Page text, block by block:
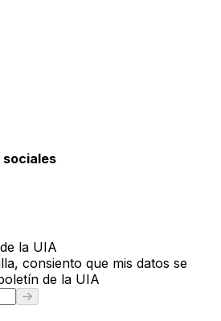
sociales
la UIA
consiento que mis datos se
de la UIA